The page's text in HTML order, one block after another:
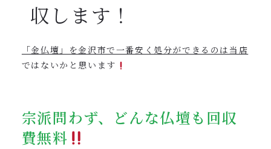
収します！
「金仏壇」を金沢市で一番安く処分ができるのは当店
ではないかと思います
宗派問わず、どんな仏壇も回収
費無料